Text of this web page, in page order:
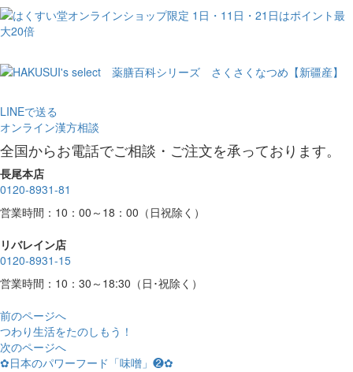
LINEで送る
オンライン漢方相談
全国からお電話でご相談・ご注文を承っております。
長尾本店
0120-8931-81
営業時間：10：00～18：00（日祝除く）
リバレイン店
0120-8931-15
営業時間：10：30～18:30（日･祝除く）
前のページへ
つわり生活をたのしもう！
次のページへ
✿日本のパワーフード「味噌」❷✿